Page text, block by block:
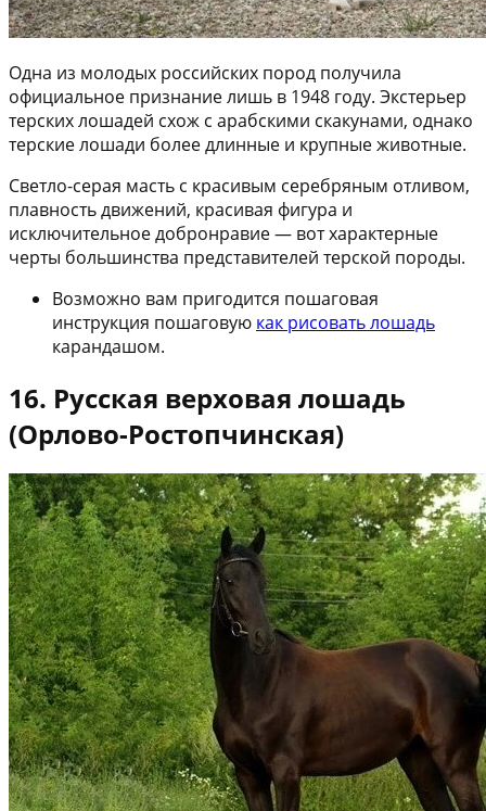
Одна из молодых российских пород получила
официальное признание лишь в 1948 году. Экстерьер
терских лошадей схож с арабскими скакунами, однако
терские лошади более длинные и крупные животные.
Светло-серая масть с красивым серебряным отливом,
плавность движений, красивая фигура и
исключительное добронравие — вот характерные
черты большинства представителей терской породы.
Возможно вам пригодится пошаговая
инструкция пошаговую как рисовать лошадь
карандашом.
16. Русская верховая лошадь
(Орлово-Ростопчинская)